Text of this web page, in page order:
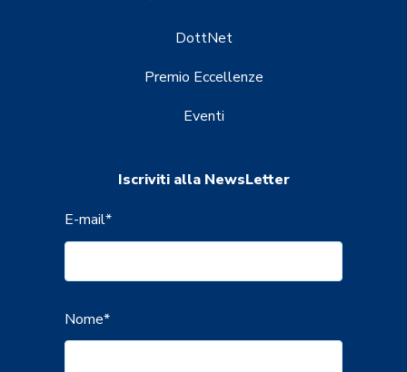
DottNet
Premio Eccellenze
Eventi
Iscriviti alla NewsLetter
E-mail*
Nome*